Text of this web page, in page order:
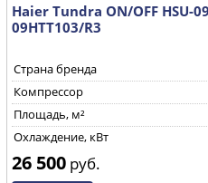
Haier Tundra ON/OFF HSU-
09HTT103/R3
Страна бренда
Компрессор
Площадь, м²
Охлаждение, кВт
26 500 руб.